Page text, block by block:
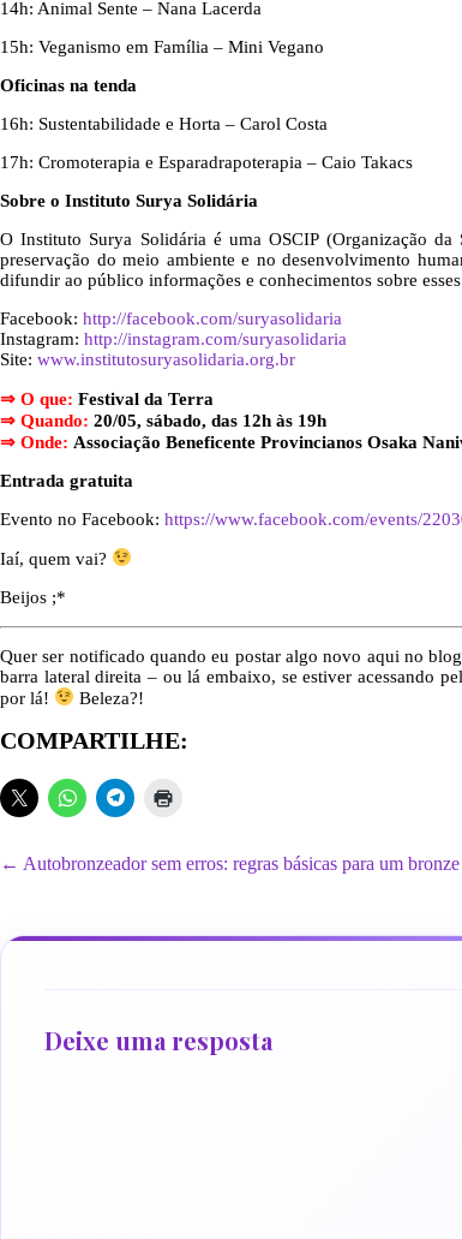
14h: Animal Sente – Nana Lacerda
15h: Veganismo em Família – Mini Vegano
Oficinas na tenda
16h: Sustentabilidade e Horta – Carol Costa
17h: Cromoterapia e Esparadrapoterapia – Caio Takacs
Sobre o Instituto Surya Solidária
O Instituto Surya Solidária é uma OSCIP (Organização
preservação do meio ambiente e no desenvolvimento
difundir ao público informações e conhecimentos sobre
Facebook: http://facebook.com/suryasolidaria
Instagram: http://instagram.com/suryasolidaria
Site: www.institutosuryasolidaria.org.br
⇒ O que: Festival da Terra
⇒ Quando: 20/05, sábado, das 12h às 19h
⇒ Onde: Associação Beneficente Provincianos Osaka
Entrada gratuita
Evento no Facebook: https://www.facebook.com/events/
Iaí, quem vai?
Beijos ;*
Quer ser notificado quando eu postar algo novo aqui no
barra lateral direita – ou lá embaixo, se estiver acessando
por lá!
Beleza?!
COMPARTILHE:
← Autobronzeador sem erros: regras básicas para um
Deixe uma resposta